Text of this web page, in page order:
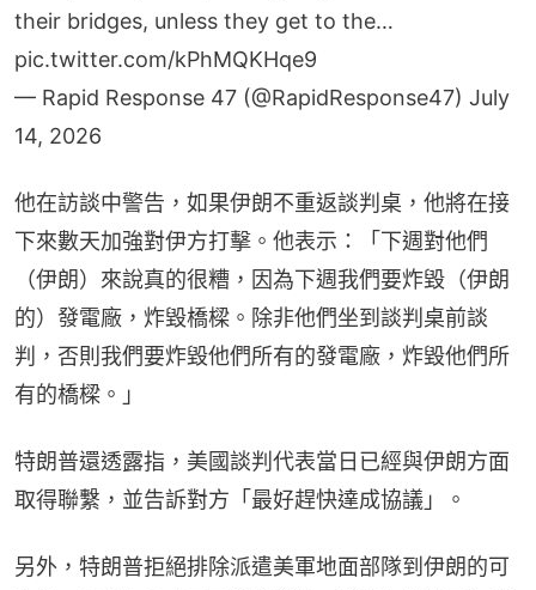
their bridges, unless they get to the…
pic.twitter.com/kPhMQKHqe9
— Rapid Response 47 (@RapidResponse47) July
14, 2026
他在訪談中警告，如果伊朗不重返談判桌，他將在接
下來數天加強對伊方打擊。他表示：「下週對他們
（伊朗）來說真的很糟，因為下週我們要炸毀（伊朗
的）發電廠，炸毀橋樑。除非他們坐到談判桌前談
判，否則我們要炸毀他們所有的發電廠，炸毀他們所
有的橋樑。」
特朗普還透露指，美國談判代表當日已經與伊朗方面
取得聯繫，並告訴對方「最好趕快達成協議」。
另外，特朗普拒絕排除派遣美軍地面部隊到伊朗的可